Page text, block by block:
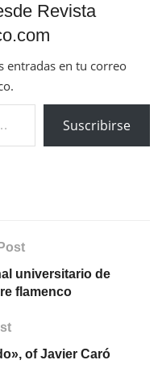
Revista
entradas en tu correo
Suscribirse
universitario de
flamenco
of Javier Caró